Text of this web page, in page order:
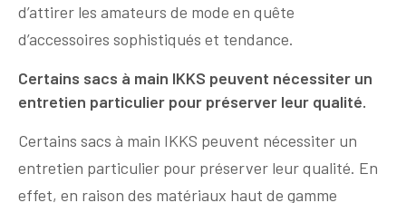
d’attirer les amateurs de mode en quête
d’accessoires sophistiqués et tendance.
Certains sacs à main IKKS peuvent nécessiter un
entretien particulier pour préserver leur qualité.
Certains sacs à main IKKS peuvent nécessiter un
entretien particulier pour préserver leur qualité. En
effet, en raison des matériaux haut de gamme